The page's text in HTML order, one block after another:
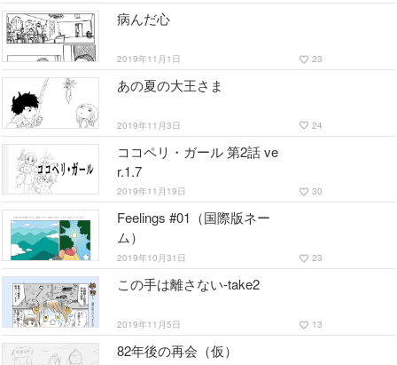
病んだ心
2019年11月1日 favorite_border 23
あの夏の大王さま
2019年11月3日 favorite_border 24
ココペリ・ガール 第2話 ve
r.1.7
2019年11月19日 favorite_border 30
Feelings #01（国際版ネー
ム）
2019年10月31日 favorite_border 23
この手は離さない-take2
2019年11月5日 favorite_border 13
82年後の再会（仮）